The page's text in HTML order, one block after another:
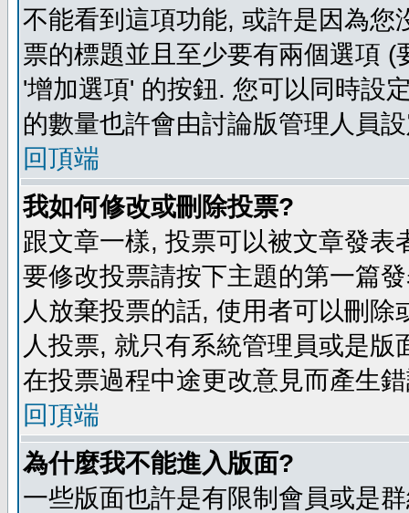
不能看到這項功能, 或許是因為
票的標題並且至少要有兩個選項
'增加選項' 的按鈕. 您可以同時設
的數量也許會由討論版管理人員
回頂端
我如何修改或刪除投票?
跟文章一樣, 投票可以被文章發
要修改投票請按下主題的第一篇
人放棄投票的話, 使用者可以刪
人投票, 就只有系統管理員或是
在投票過程中途更改意見而產生
回頂端
為什麼我不能進入版面?
一些版面也許是有限制會員或是